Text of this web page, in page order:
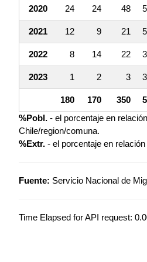
2020 24 24 48
2021 12 9 21
2022 8 14 22
2023 1 2 3
180 170 350
%Pobl. - el porcentaje en
Chile/region/comuna.
%Extr. - el porcentaje en
Fuente: Servicio Nacional de
Time Elapsed for API request: